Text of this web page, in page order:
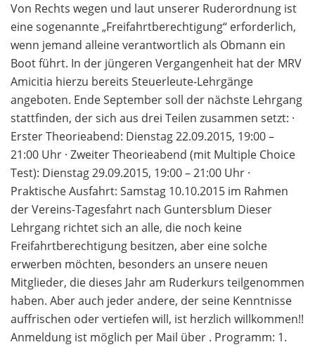
Von Rechts wegen und laut unserer Ruderordnung ist
eine sogenannte „Freifahrtberechtigung“ erforderlich,
wenn jemand alleine verantwortlich als Obmann ein
Boot führt. In der jüngeren Vergangenheit hat der MRV
Amicitia hierzu bereits Steuerleute-Lehrgänge
angeboten. Ende September soll der nächste Lehrgang
stattfinden, der sich aus drei Teilen zusammen setzt: ·
Erster Theorieabend: Dienstag 22.09.2015, 19:00 –
21:00 Uhr · Zweiter Theorieabend (mit Multiple Choice
Test): Dienstag 29.09.2015, 19:00 – 21:00 Uhr ·
Praktische Ausfahrt: Samstag 10.10.2015 im Rahmen
der Vereins-Tagesfahrt nach Guntersblum Dieser
Lehrgang richtet sich an alle, die noch keine
Freifahrtberechtigung besitzen, aber eine solche
erwerben möchten, besonders an unsere neuen
Mitglieder, die dieses Jahr am Ruderkurs teilgenommen
haben. Aber auch jeder andere, der seine Kenntnisse
auffrischen oder vertiefen will, ist herzlich willkommen!!
Anmeldung ist möglich per Mail über . Programm: 1.